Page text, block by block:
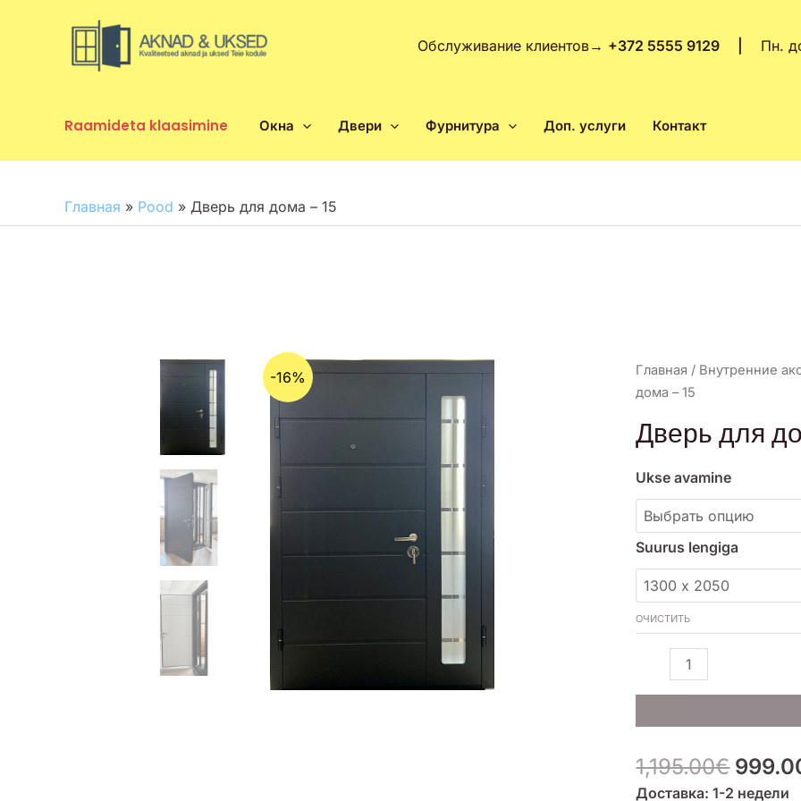
Обслуживание клиентов→ +372 5555 9129 | Пн.
Raamideta klaasimine Окна Двери Фурнитура Доп. услуги Контакт
Главная » Pood » Дверь для дома – 15
-16% Главная / Внутренние
дома – 15
Дверь для
1,195.00€
Ukse avamine
Suurus lengiga
ОЧИСТИТЬ
Количество
товара
для
-
15
Доставка: 1-2 недели